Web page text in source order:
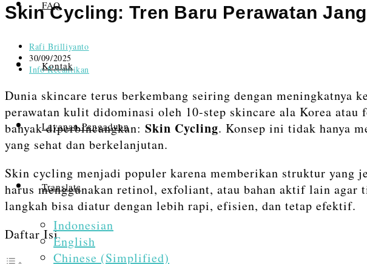
contentFAQ
Kontak
Layanan Pengaduan
Translate
Indonesian
English
Chinese (Simplified)
Skin Cycling: Tren Baru Perawatan
Post
author:
Rafi Brilliyanto
Post
published:
30/09/2025
Post
Info Kecantikan
Dunia skincare terus berkembang seiring dengan meningkatnya
perawatan kulit didominasi oleh 10-step skincare ala Korea
banyak diperbincangkan: Skin Cycling. Konsep ini tidak hanya
yang sehat dan berkelanjutan.
Skin cycling menjadi populer karena memberikan struktur yang
harus menggunakan retinol, exfoliant, atau bahan aktif lain
langkah bisa diatur dengan lebih rapi, efisien, dan tetap efektif.
Daftar Isi